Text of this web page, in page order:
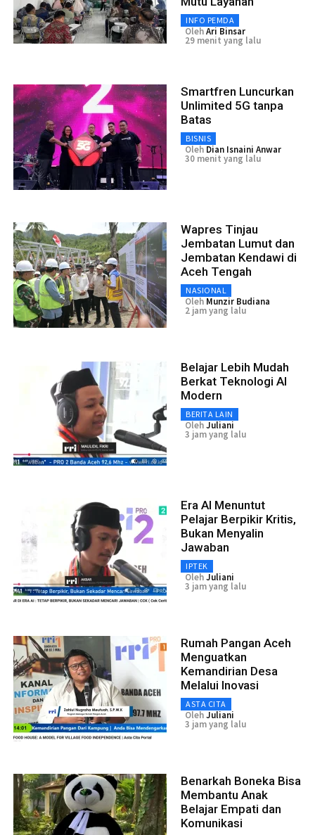
INFO PEMDA
OlehAri Binsar
29 menit yang lalu
Smartfren Luncurkan
Unlimited 5G tanpa
Batas
BISNIS
Oleh Dian Isnaini Anwar
30 menit yang lalu
Wapres Tinjau
Jembatan Lumut dan
Jembatan Kendawi di
Aceh Tengah
NASIONAL
Oleh Munzir Budiana
2 jam yang lalu
Belajar Lebih Mudah
Berkat Teknologi AI
Modern
BERITA LAIN
OlehJuliani
3 jam yang lalu
Era AI Menuntut
Pelajar Berpikir Kritis,
Bukan Menyalin
Jawaban
IPTEK
OlehJuliani
3 jam yang lalu
Rumah Pangan Aceh
Menguatkan
Kemandirian Desa
Melalui Inovasi
ASTA CITA
OlehJuliani
3 jam yang lalu
Benarkah Boneka Bisa
Membantu Anak
Belajar Empati dan
Komunikasi